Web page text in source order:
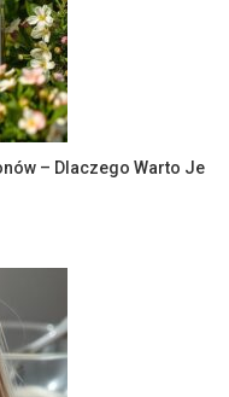
– Dlaczego Warto Je